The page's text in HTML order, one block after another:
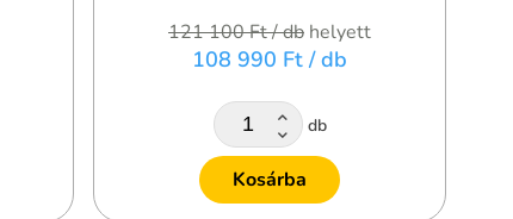
121 100 Ft/ db helyett
108 990 Ft / db
db
Kosárba